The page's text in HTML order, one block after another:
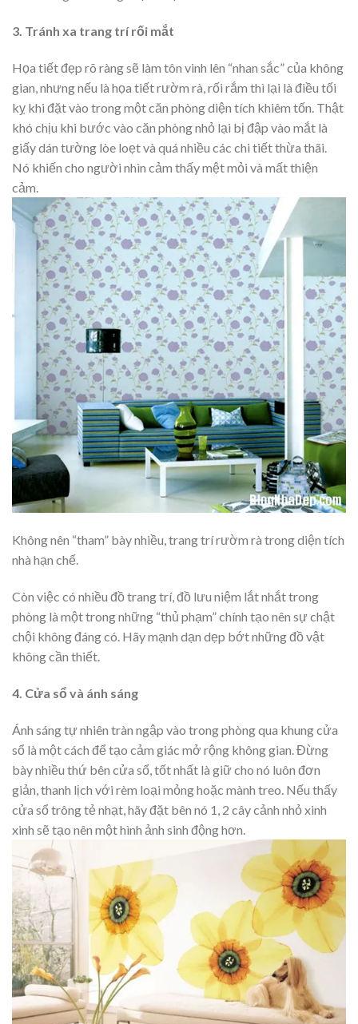
3. Tránh xa trang trí rối mắt
Họa tiết đẹp rõ ràng sẽ làm tôn vinh lên “nhan sắc” của không
gian, nhưng nếu là họa tiết rườm rà, rối rắm thì lại là điều tối
kỵ khi đặt vào trong một căn phòng diện tích khiêm tốn. Thật
khó chịu khi bước vào căn phòng nhỏ lại bị đập vào mắt là
giấy dán tường lòe loẹt và quá nhiều các chi tiết thừa thãi.
Nó khiến cho người nhìn cảm thấy mệt mỏi và mất thiện
cảm.
Không nên “tham” bày nhiều, trang trí rườm rà trong diện tích
nhà hạn chế.
Còn việc có nhiều đồ trang trí, đồ lưu niệm lắt nhắt trong
phòng là một trong những “thủ phạm” chính tạo nên sự chật
chội không đáng có. Hãy mạnh dạn dẹp bớt những đồ vật
không cần thiết.
4. Cửa sổ và ánh sáng
Ánh sáng tự nhiên tràn ngập vào trong phòng qua khung cửa
sổ là một cách để tạo cảm giác mở rộng không gian. Đừng
bày nhiều thứ bên cửa sổ, tốt nhất là giữ cho nó luôn đơn
giản, thanh lịch với rèm loại mỏng hoặc mành treo. Nếu thấy
cửa sổ trông tẻ nhạt, hãy đặt bên nó 1, 2 cây cảnh nhỏ xinh
xinh sẽ tạo nên một hình ảnh sinh động hơn.